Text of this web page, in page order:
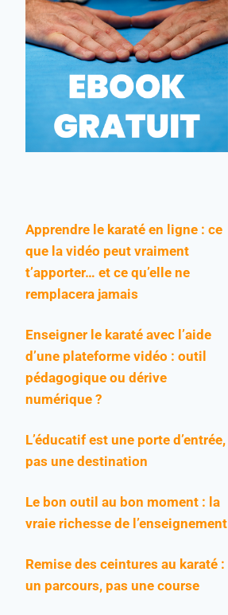
Apprendre le karaté en ligne : ce
que la vidéo peut vraiment
t’apporter… et ce qu’elle ne
remplacera jamais
Enseigner le karaté avec l’aide
d’une plateforme vidéo : outil
pédagogique ou dérive
numérique ?
L’éducatif est une porte d’entrée,
pas une destination
Le bon outil au bon moment : la
vraie richesse de l’enseignement
Remise des ceintures au karaté :
un parcours, pas une course